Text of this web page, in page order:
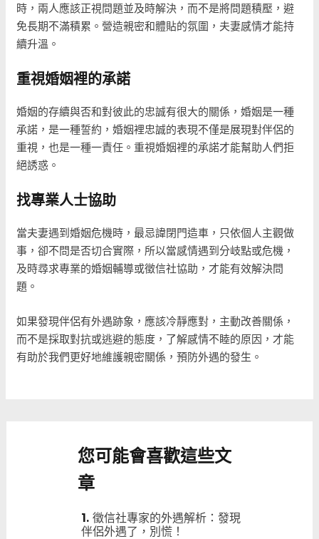
時，兩人應該正視問題並及時解決，而不是將問題積壓，避
免長期不滿積累。營造親密和體貼的氛圍，夫妻感情才能持
續升溫。
重視婚姻裡的承諾
婚姻的存續與否和對彼此的忠誠有很大的關係，婚姻是一種
承諾，是一種誓約，婚姻裡忠誠的表現不僅是展現對伴侶的
重視，也是一種一責任。重視婚姻裡的承諾才能幫助人們拒
絕誘惑。
找專業人士協助
當夫妻遇到婚姻危機時，最忌諱閉門造車，只依個人主觀做
事，卻不問是否切合實際，所以當感情遇到分岐點或危機，
及時尋求專業的婚姻輔導或徵信社協助，才能有效解決問
題。
如果發現伴侶有外遇跡象，應該冷靜應對，主動改善關係，
而不是採取對抗或逃避的態度，了解感情不睦的原因，才能
有助於我們更好地維護親密關係，預防外遇的發生。
您可能會喜歡這些文
章
徵信社專家的外遇解析：發現
伴侶外遇了，別慌！